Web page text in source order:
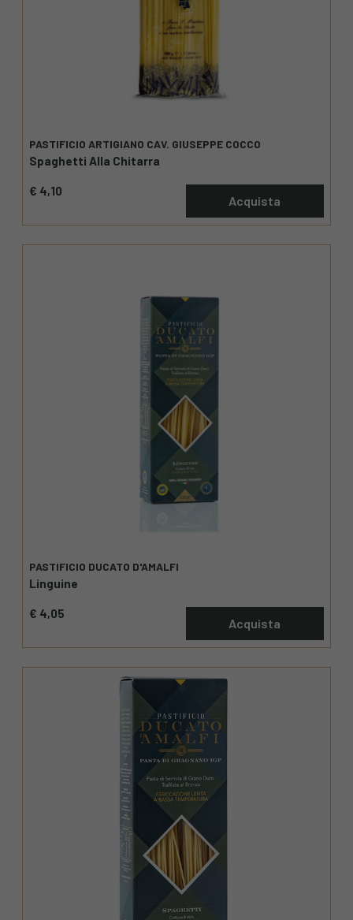
PASTIFICIO ARTIGIANO CAV. GIUSEPPE COCCO
Spaghetti Alla Chitarra
€ 4,10
Acquista
PASTIFICIO DUCATO D'AMALFI
Linguine
€ 4,05
Acquista